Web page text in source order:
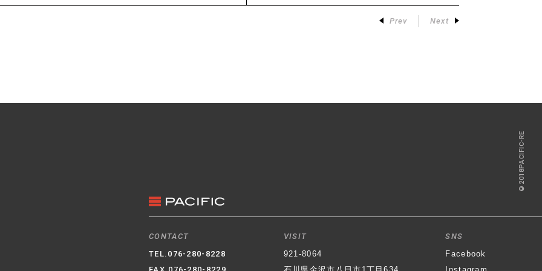
Prev Next
CONTACT
TEL. 076-280-8228
VISIT
921-8064
SNS
Facebook
©2018PACIFIC-RE